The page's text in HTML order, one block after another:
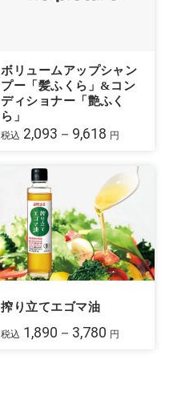
ボリュームアップシャン
プー「髪ふくら」&コン
ディショナー「艶ふく
ら」
税込 2,093－9,618 円
搾り立てエゴマ油
税込 1,890－3,780 円